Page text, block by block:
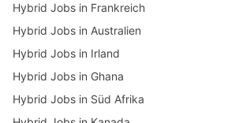
Hybrid Jobs in Frankreich
Hybrid Jobs in Australien
Hybrid Jobs in Irland
Hybrid Jobs in Ghana
Hybrid Jobs in Süd Afrika